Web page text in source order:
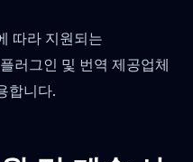
따라 지원되는
러그인 및 번역 제공업체
합니다.